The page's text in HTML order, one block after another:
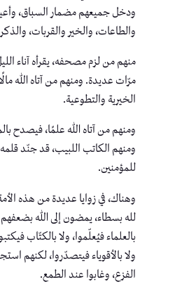
ودخل جميعهم مضمار السباق،
والطاعات، والخير والقربات،
منهم من لزم مصحفه، يقرأه آناء
مرّات عديدة. ومنهم من آتاه الله
الخيرية والتطوعية.
ومنهم من آتاه الله علمًا، فيصدح
ومنهم الكاتب اللبيب، قد جنّد
للمؤمنين.
وهناك، في زوايا عديدة من هذه
لله بسطاء، يمضون إلى الله
بالعلماء فيُعلّموا، ولا بالكتّاب
ولا بالأقوياء فيتصدّروا، لكنهم
الفزع، وغابوا عند الطمع.